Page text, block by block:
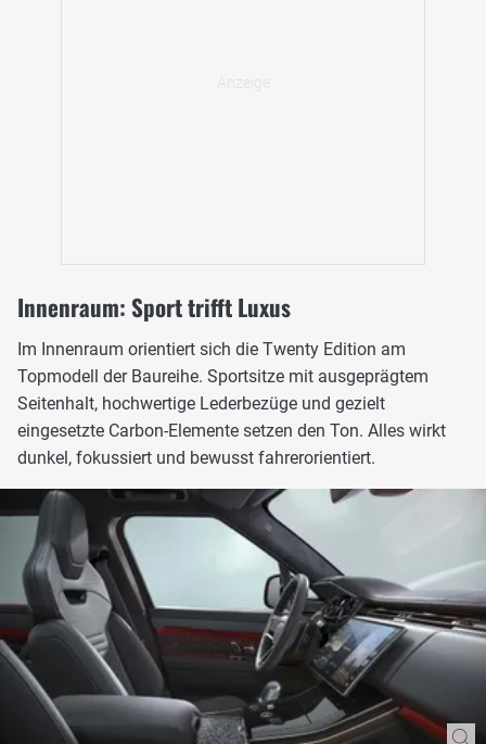
Innenraum: Sport trifft Luxus
Im Innenraum orientiert sich die Twenty Edition am
Topmodell der Baureihe. Sportsitze mit ausgeprägtem
Seitenhalt, hochwertige Lederbezüge und gezielt
eingesetzte Carbon-Elemente setzen den Ton. Alles wirkt
dunkel, fokussiert und bewusst fahrerorientiert.